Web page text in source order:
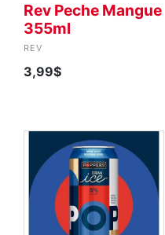
Rev Peche Mangue
355ml
REV
3,99$